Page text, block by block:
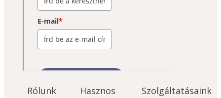
Rólunk Hasznos Szolgáltatásaink